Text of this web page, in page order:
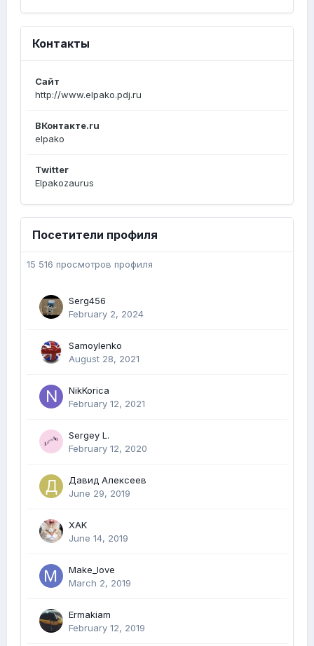
Контакты
Сайт
http://www.elpako.pdj.ru
ВКонтакте.ru
elpako
Twitter
Elpakozaurus
Посетители профиля
15 516 просмотров профиля
Serg456
February 2, 2024
Samoylenko
August 28, 2021
NikKorica
February 12, 2021
Sergey L.
February 12, 2020
Давид Алексеев
June 29, 2019
XAK
June 14, 2019
Make_love
March 2, 2019
Ermakiam
February 12, 2019